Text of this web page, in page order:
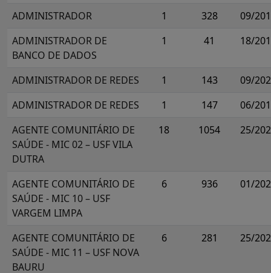
ADMINISTRADOR
1 328
09/
ADMINISTRADOR DE
BANCO DE DADOS
1 41 18/
ADMINISTRADOR DE REDES 1 143
09/
ADMINISTRADOR DE REDES
1 147
06/
AGENTE COMUNITÁRIO DE
SAÚDE - MIC 02 – USF VILA
DUTRA
18 1054 25/
AGENTE COMUNITÁRIO DE
SAÚDE - MIC 10 – USF
VARGEM LIMPA
6 936 01/
AGENTE COMUNITÁRIO DE
SAÚDE - MIC 11 – USF NOVA
BAURU
6 281 25/